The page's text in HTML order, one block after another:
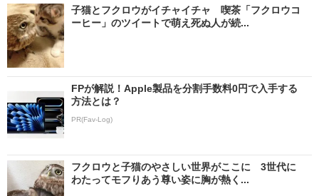
子猫とフクロウがイチャイチャ 喫茶「フクロウコ
ーヒー」のツイートで萌え死ぬ人が続...
FPが解説！Apple製品を分割手数料0円で入手する
方法とは？
PR(Fav-Log)
フクロウと子猫のやさしい世界がここに 3世代に
わたってモフりあう尊い姿に胸が熱く...